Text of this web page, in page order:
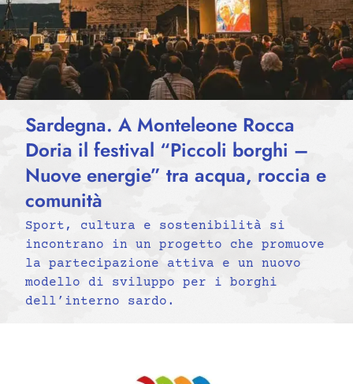
Sardegna. A Monteleone Rocca
Doria il festival “Piccoli borghi –
Nuove energie” tra acqua, roccia e
comunità
Sport, cultura e sostenibilità si
incontrano in un progetto che promuove
la partecipazione attiva e un nuovo
modello di sviluppo per i borghi
dell’interno sardo.